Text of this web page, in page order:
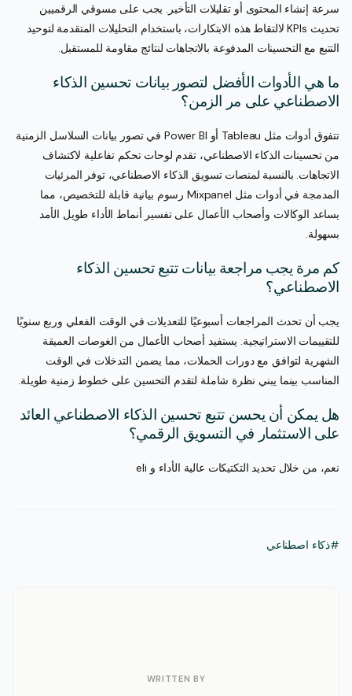
سرعة إنشاء المحتوى أو تقليلات التأخير. يجب على مسوقي الرقميين
تحديث KPIs لالتقاط هذه الابتكارات، باستخدام التحليلات المتقدمة لتوحيد
التتبع مع التحسينات المدفوعة بالاتجاهات لنتائج مقاومة للمستقبل.
ما هي الأدوات الأفضل لتصور بيانات تحسين الذكاء
الاصطناعي على مر الزمن؟
تتفوق أدوات مثل Tableau أو Power BI في تصور بيانات السلاسل الزمنية
من تحسينات الذكاء الاصطناعي، تقدم لوحات تحكم تفاعلية لاكتشاف
الاتجاهات. بالنسبة لمنصات تسويق الذكاء الاصطناعي، توفر المرئيات
المدمجة في أدوات مثل Mixpanel رسوم بيانية قابلة للتخصيص، مما
يساعد الوكالات وأصحاب الأعمال على تفسير أنماط الأداء طويل الأمد
بسهولة.
كم مرة يجب مراجعة بيانات تتبع تحسين الذكاء
الاصطناعي؟
يجب أن تحدث المراجعات أسبوعيًا للتعديلات في الوقت الفعلي وربع سنويًا
للتقييمات الاستراتيجية. يستفيد أصحاب الأعمال من الغوصات العميقة
الشهرية لتوافق مع دورات الحملات، مما يضمن التدخلات في الوقت
المناسب بينما يبني نظرة شاملة لتقدم التحسين على خطوط زمنية طويلة.
هل يمكن أن يحسن تتبع تحسين الذكاء الاصطناعي العائد
على الاستثمار في التسويق الرقمي؟
نعم، من خلال تحديد التكتيكات عالية الأداء و eli
#ذكاء اصطناعي
WRITTEN BY